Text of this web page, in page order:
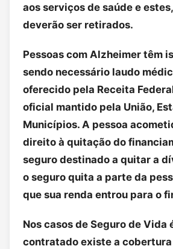
aos serviços de saúde e
deverão ser retirados.
Pessoas com Alzheimer têm
sendo necessário laudo
oferecido pela Receita
oficial mantido pela União,
Municípios. A pessoa
direito à quitação do
seguro destinado a quitar a
o seguro quita a parte da
que sua renda entrou para o
Nos casos de Seguro de
contratado existe a